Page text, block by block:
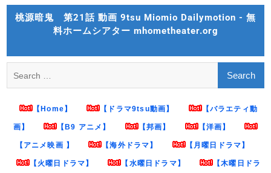
Skip
桃源暗鬼 第21話 動画 9tsu Miomio Dailymotion - 無
料ホームシアター mhometheater.org
for:
【Home】 【ドラマ9tsu動画】 【バラエティ動
画】 【B9 アニメ】 【邦画】 【洋画】
【アニメ映画 】 【海外ドラマ】 【月曜日ドラマ】
【火曜日ドラマ】 【水曜日ドラマ】 【木曜日ドラ